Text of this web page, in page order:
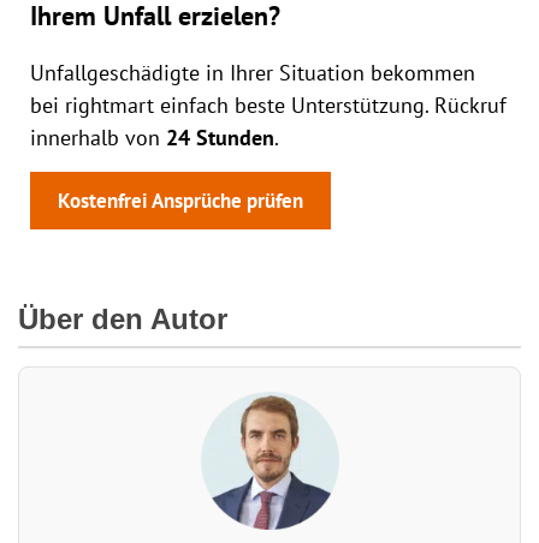
Ihrem Unfall erzielen?
Unfallgeschädigte in Ihrer Situation bekommen
bei rightmart einfach beste Unterstützung. Rückruf
innerhalb von 24 Stunden.
Kostenfrei Ansprüche prüfen
Über den Autor